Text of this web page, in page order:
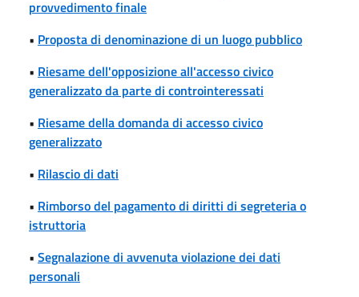
provvedimento finale
• Proposta di denominazione di un luogo pubblico
• Riesame dell'opposizione all'accesso civico
generalizzato da parte di controinteressati
• Riesame della domanda di accesso civico
generalizzato
• Rilascio di dati
• Rimborso del pagamento di diritti di segreteria o
istruttoria
• Segnalazione di avvenuta violazione dei dati
personali